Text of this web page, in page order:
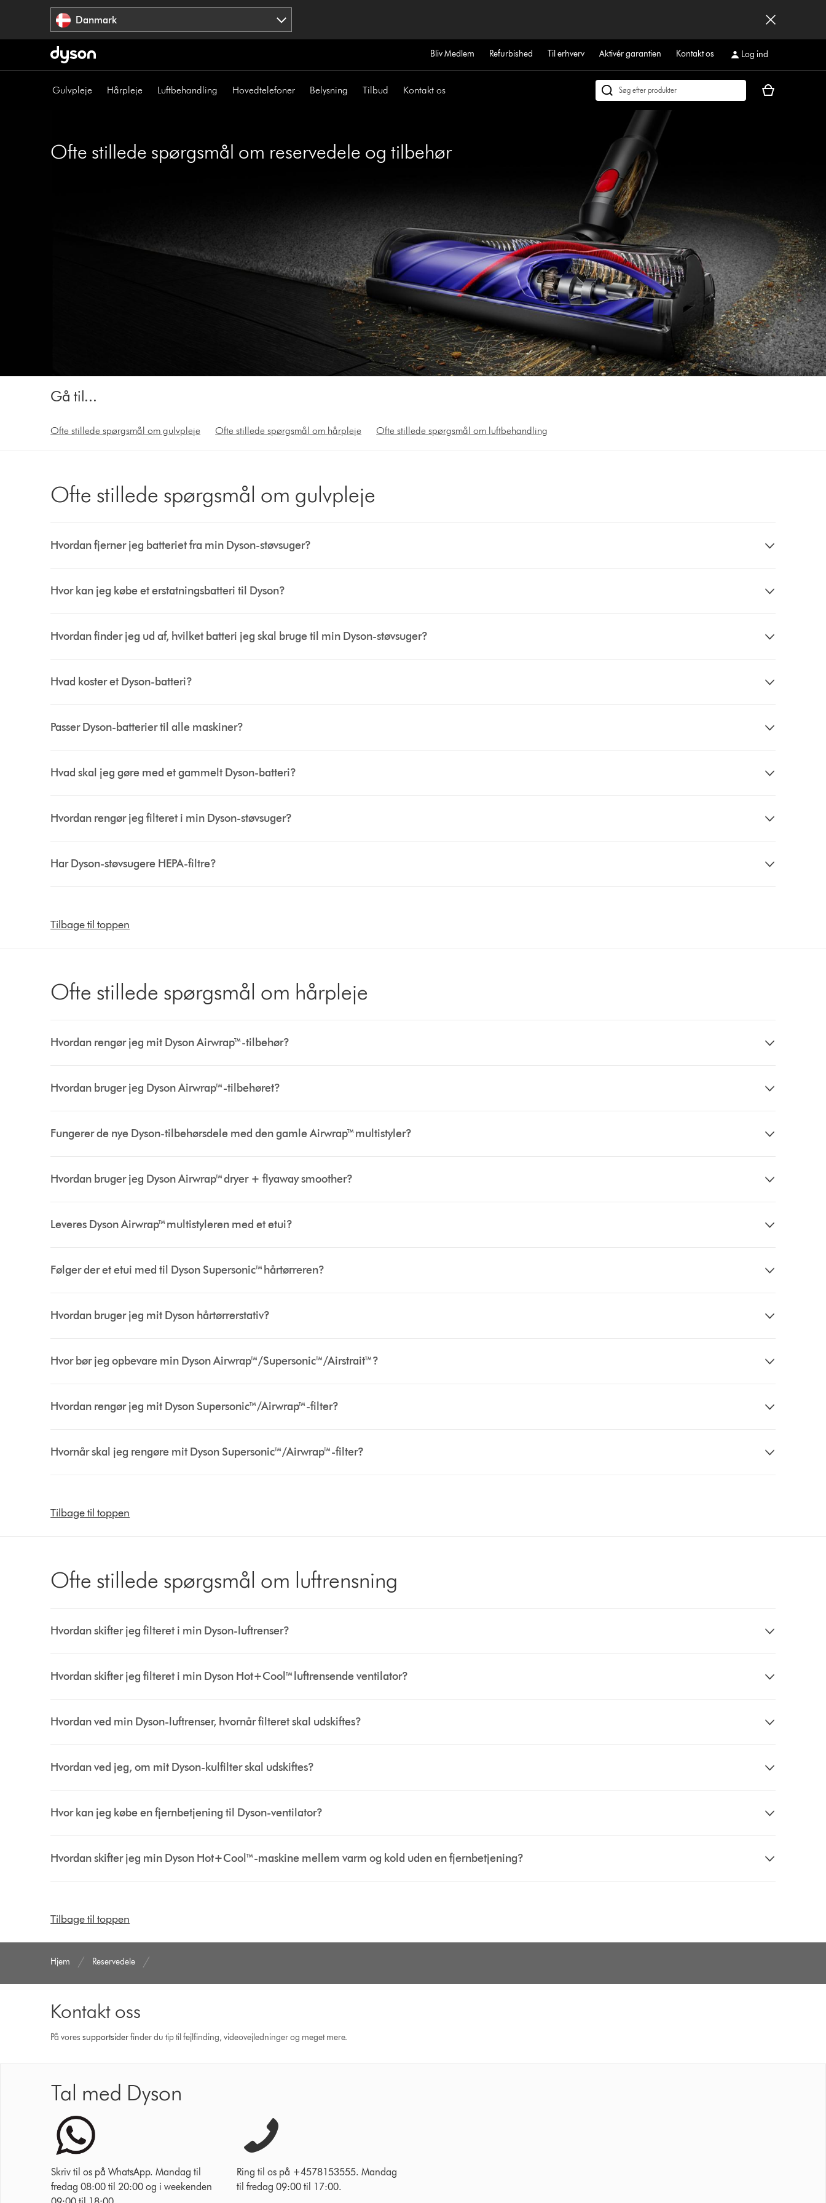
Danmark
Bliv Medlem Refurbished Til erhverv Aktivér garantien Kontakt os Log ind
Gulvpleje Hårpleje Luftbehandling Hovedtelefoner Belysning Tilbud Kontakt os
Søg
dyson.dk
Indkøbskurven
Ofte stillede spørgsmål om reservedele og tilbehør
Gå til...
Ofte stillede spørgsmål om gulvpleje Ofte stillede spørgsmål om hårpleje Ofte stillede spørgsmål om luftbehandling
Ofte stillede spørgsmål om gulvpleje
Hvordan fjerner jeg batteriet fra min Dyson-støvsuger?
Hvor kan jeg købe et erstatningsbatteri til Dyson?
Hvordan finder jeg ud af, hvilket batteri jeg skal bruge til min Dyson-støvsuger?
Hvad koster et Dyson-batteri?
Passer Dyson-batterier til alle maskiner?
Hvad skal jeg gøre med et gammelt Dyson-batteri?
Hvordan rengør jeg filteret i min Dyson-støvsuger?
Har Dyson-støvsugere HEPA-filtre?
Tilbage til toppen
Ofte stillede spørgsmål om hårpleje
Hvordan rengør jeg mit Dyson Airwrap™-tilbehør?
Hvordan bruger jeg Dyson Airwrap™-tilbehøret?
Fungerer de nye Dyson-tilbehørsdele med den gamle Airwrap™ multistyler?
Hvordan bruger jeg Dyson Airwrap™ dryer + flyaway smoother?
Leveres Dyson Airwrap™ multistyleren med et etui?
Følger der et etui med til Dyson Supersonic™ hårtørreren?
Hvordan bruger jeg mit Dyson hårtørrerstativ?
Hvor bør jeg opbevare min Dyson Airwrap™/Supersonic™/Airstrait™?
Hvordan rengør jeg mit Dyson Supersonic™/Airwrap™-filter?
Hvornår skal jeg rengøre mit Dyson Supersonic™/Airwrap™-filter?
Tilbage til toppen
Ofte stillede spørgsmål om luftrensning
Hvordan skifter jeg filteret i min Dyson-luftrenser?
Hvordan skifter jeg filteret i min Dyson Hot+Cool™ luftrensende ventilator?
Hvordan ved min Dyson-luftrenser, hvornår filteret skal udskiftes?
Hvordan ved jeg, om mit Dyson-kulfilter skal udskiftes?
Hvor kan jeg købe en fjernbetjening til Dyson-ventilator?
Hvordan skifter jeg min Dyson Hot+Cool™-maskine mellem varm og kold uden en fjernbetjening?
Tilbage til toppen
Hjem Reservedele
Kontakt oss
På voressupport­siderfinder du tip til fejlfinding, video­vejledninger og meget mere.
Tal med Dyson
Skriv til os på WhatsApp. Mandag til
fredag 08:00 til 20:00 og i weekenden
Ring til os på +4578153555. Mandag
til fredag 09:00 til 17:00.